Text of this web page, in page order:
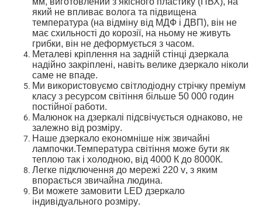
який не впливає волога та підвищена
температура (на відміну від МДФ і ДВП), він не
має схильності до корозії, на ньому не живуть
грибки, він не деформується з часом.
Металеві кріплення на задній стінці дзеркала
надійно закріплені, навіть велике дзеркало ніколи
саме не впаде.
Ми використовуємо світлодіодну стрічку преміум
класу з ресурсом світіння більше 50 000 годин
постійноїработи.
Малюнок на дзеркалі підсвічується однаково, не
залежно від розміру.
Наше дзеркало економніше ніж звичайні
лампочки.Температура світіння може бути як
теплою так і холодною, від 4000 К до 8000К.
Легке підключення до мережі 220 v, з яким
впорається звичайна людина.
Ви можете замовити LED дзеркало
індивідуального розміру.